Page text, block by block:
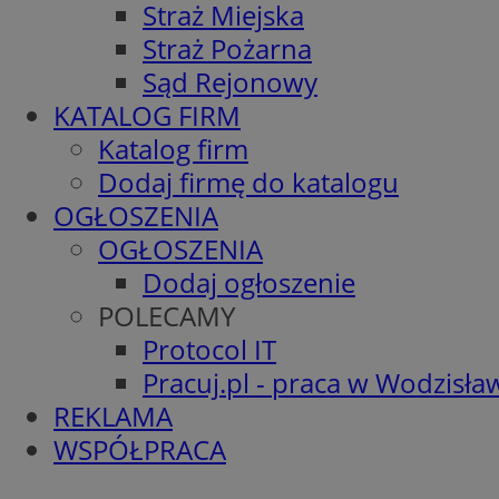
Straż Miejska
Straż Pożarna
Sąd Rejonowy
KATALOG FIRM
Katalog firm
Dodaj firmę do katalogu
OGŁOSZENIA
OGŁOSZENIA
Dodaj ogłoszenie
POLECAMY
Protocol IT
Pracuj.pl - praca w
REKLAMA
WSPÓŁPRACA